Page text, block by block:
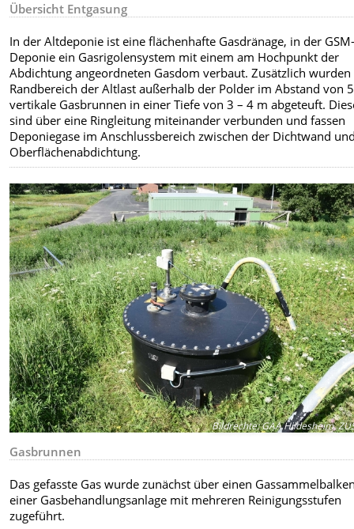
Übersicht Entgasung
In der Altdeponie ist eine flächenhafte Gasdränage, in der
Deponie ein Gasrigolensystem mit einem am Hochpunkt der
Abdichtung angeordneten Gasdom verbaut. Zusätzlich
Randbereich der Altlast außerhalb der Polder im Abstand von
vertikale Gasbrunnen in einer Tiefe von 3 – 4 m abgeteuft.
sind über eine Ringleitung miteinander verbunden und fassen
Deponiegase im Anschlussbereich zwischen der Dichtwand
Oberflächenabdichtung.
Bildrechte:GAA Hildesheim,
Gasbrunnen
Das gefasste Gas wurde zunächst über einen
einer Gasbehandlungsanlage mit mehreren Reinigungsstufen
zugeführt.